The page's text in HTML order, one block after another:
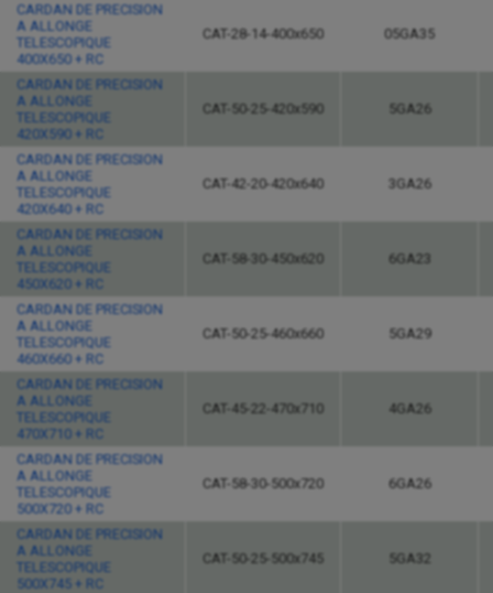
CARDAN DE PRECISION
A ALLONGE
TELESCOPIQUE
400X650 + RC
CAT-28-14-400x650 05GA35
CARDAN DE PRECISION
A ALLONGE
TELESCOPIQUE
420X590 + RC
CAT-50-25-420x590 5GA26
CARDAN DE PRECISION
A ALLONGE
TELESCOPIQUE
420X640 + RC
CAT-42-20-420x640 3GA26
CARDAN DE PRECISION
A ALLONGE
TELESCOPIQUE
450X620 + RC
CAT-58-30-450x620 6GA23
CARDAN DE PRECISION
A ALLONGE
TELESCOPIQUE
460X660 + RC
CAT-50-25-460x660 5GA29
CARDAN DE PRECISION
A ALLONGE
TELESCOPIQUE
470X710 + RC
CAT-45-22-470x710 4GA26
CARDAN DE PRECISION
A ALLONGE
TELESCOPIQUE
500X720 + RC
CAT-58-30-500x720 6GA26
CARDAN DE PRECISION
A ALLONGE
TELESCOPIQUE
500X745 + RC
CAT-50-25-500x745 5GA32